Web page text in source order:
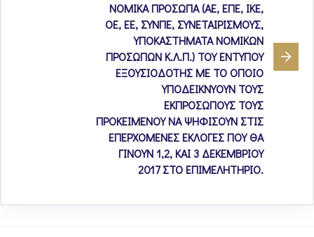
ΝΟΜΙΚΑ ΠΡΟΣΩΠΑ (ΑΕ, ΕΠΕ, ΙΚΕ,
ΟΕ, ΕΕ, ΣΥΝΠΕ, ΣΥΝΕΤΑΙΡΙΣΜΟΥΣ,
ΥΠΟΚΑΣΤΗΜΑΤΑ ΝΟΜΙΚΩΝ
ΠΡΟΣΩΠΩΝ Κ.Λ.Π.) ΤΟΥ ΕΝΤΥΠΟΥ
ΕΞΟΥΣΙΟΔΟΤΗΣ ΜΕ ΤΟ ΟΠΟΙΟ
ΥΠΟΔΕΙΚΝΥΟΥΝ ΤΟΥΣ
ΕΚΠΡΟΣΩΠΟΥΣ ΤΟΥΣ
ΠΡΟΚΕΙΜΕΝΟΥ ΝΑ ΨΗΦΙΣΟΥΝ ΣΤΙΣ
ΕΠΕΡΧΟΜΕΝΕΣ ΕΚΛΟΓΕΣ ΠΟΥ ΘΑ
ΓΙΝΟΥΝ 1,2, ΚΑΙ 3 ΔΕΚΕΜΒΡΙΟΥ
2017 ΣΤΟ ΕΠΙΜΕΛΗΤΗΡΙΟ.